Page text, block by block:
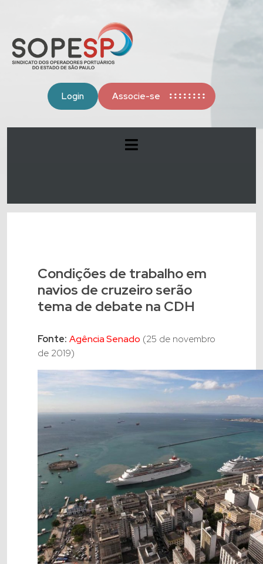
Login Associe-se
Condições de trabalho em
navios de cruzeiro serão
tema de debate na CDH
Fonte: Agência Senado (25 de novembro
de 2019)